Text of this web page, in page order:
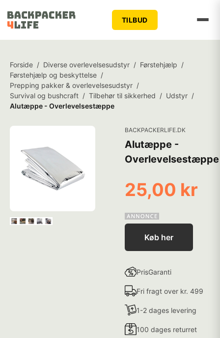
TILBUD
Forside / Diverse overlevelsesudstyr / Førstehjælp /
Førstehjælp og beskyttelse /
Prepping pakker & overlevelsesudstyr /
Survival og bushcraft / Tilbehør til sikkerhed / Udstyr /
Alutæppe - Overlevelsestæppe
BACKPACKERLIFE.DK
Alutæppe -
Overlevelsestæppe
25,00 kr
Køb her
PrisGaranti
Fri fragt over kr. 499
1-2 dages levering
100 dages returret